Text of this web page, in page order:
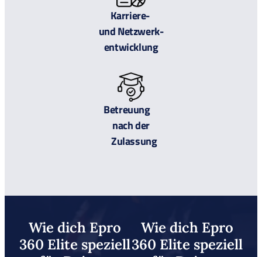
Karriere-
und Netzwerk-
entwicklung
Betreuung
nach der
Zulassung
Wie dich Epro
360 Elite speziell
Wie dich Epro
360 Elite speziell